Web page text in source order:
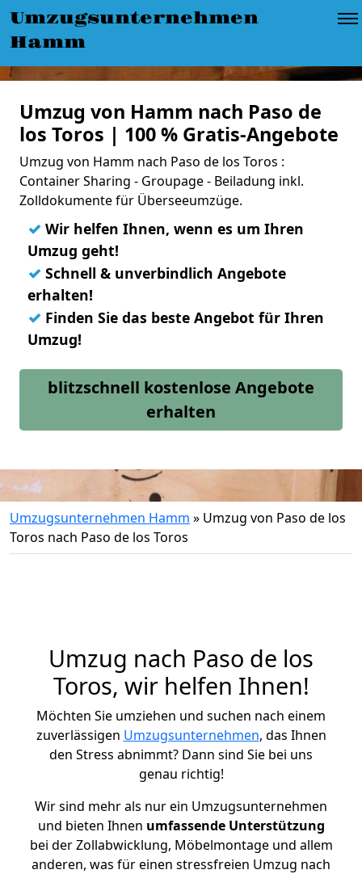
Umzugsunternehmen
Hamm
Umzug von Hamm nach Paso de
los Toros | 100 % Gratis-Angebote
Umzug von Hamm nach Paso de los Toros :
Container Sharing - Groupage - Beiladung inkl.
Zolldokumente für Überseeumzüge.
✓ Wir helfen Ihnen, wenn es um Ihren
Umzug geht!
✓ Schnell & unverbindlich Angebote
erhalten!
✓ Finden Sie das beste Angebot für Ihren
Umzug!
blitzschnell kostenlose Angebote
erhalten
Umzugsunternehmen Hamm » Umzug von Paso de los
Toros nach Paso de los Toros
Umzug nach Paso de los
Toros, wir helfen Ihnen!
Möchten Sie umziehen und suchen nach einem
zuverlässigen Umzugsunternehmen, das Ihnen
den Stress abnimmt? Dann sind Sie bei uns
genau richtig!
Wir sind mehr als nur ein Umzugsunternehmen
und bieten Ihnen umfassende Unterstützung
bei der Zollabwicklung, Möbelmontage und allem
anderen, was für einen stressfreien Umzug nach